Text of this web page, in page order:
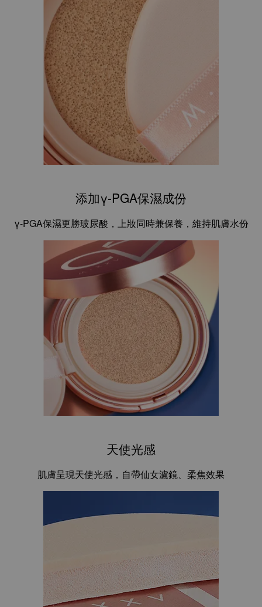
添加γ-PGA保濕成份
γ-PGA保濕更勝玻尿酸，上妝同時兼保養，維持肌膚水份
天使光感
肌膚呈現天使光感，自帶仙女濾鏡、柔焦效果